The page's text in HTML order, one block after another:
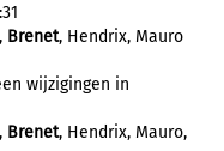
Brenet, Hendrix, Mauro
wijzigingen in
Brenet, Hendrix, Mauro,